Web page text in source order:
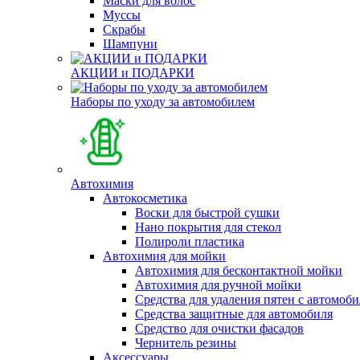
Муссы
Скрабы
Шампуни
АКЦИИ и ПОДАРКИ
Наборы по уходу за автомобилем
Автохимия
Автокосметика
Воски для быстрой сушки
Нано покрытия для стекол
Полироли пластика
Автохимия для мойки
Автохимия для бесконтактной мойки
Автохимия для ручной мойки
Средства для удаления пятен с
Средства защитные для автомобиля
Средство для очистки фасадов
Чернитель резины
Аксессуары